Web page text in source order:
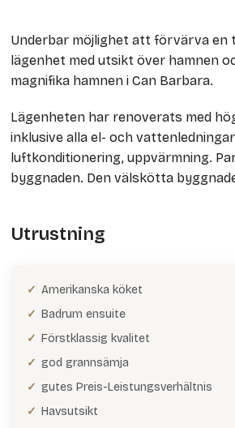
Underbar möjlighet att förvärva en
lägenhet med utsikt över hamnen
magnifika hamnen i Can Barbara.
Lägenheten har renoverats med
inklusive alla el- och
luftkonditionering, uppvärmning.
byggnaden. Den välskötta
Utrustning
Amerikanska köket
Badrum ensuite
Förstklassig kvalitet
god grannsämja
gutes Preis-Leistungsverhältnis
Havsutsikt